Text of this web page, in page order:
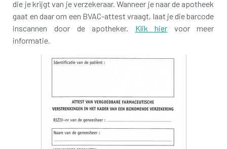
die je krijgt van je verzekeraar. Wanneer je naar de apotheek
gaat en daar om een BVAC-attest vraagt, laat je die barcode
inscannen door de apotheker. Klik hier voor meer
informatie.